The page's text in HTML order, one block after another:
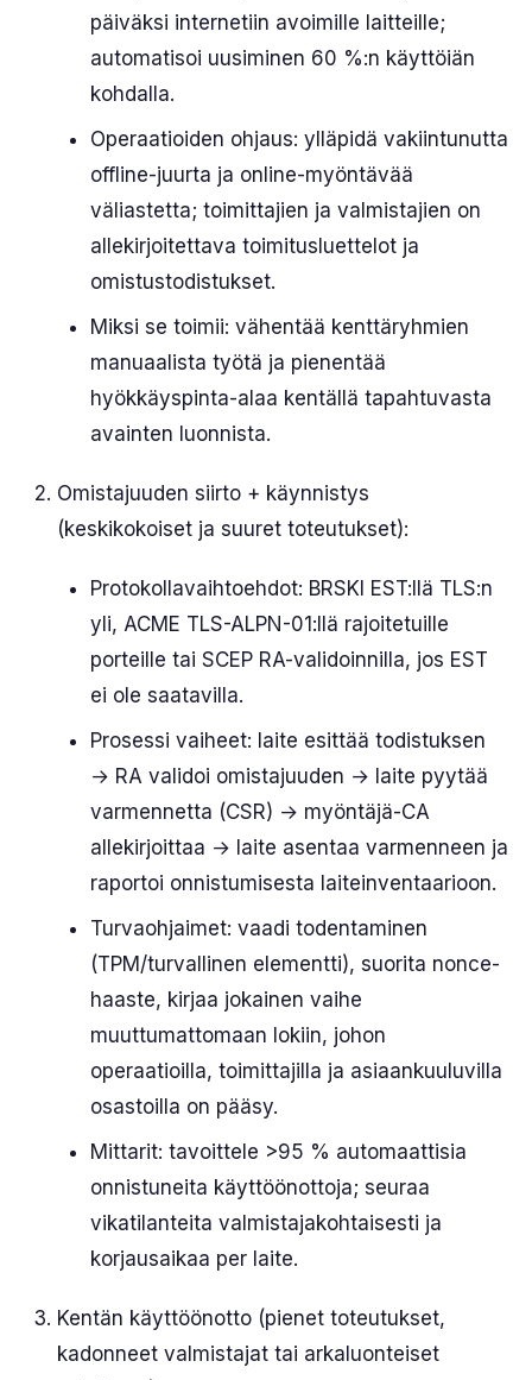
päiväksi internetiin avoimille laitteille;
automatisoi uusiminen 60 %:n käyttöiän
kohdalla.
Operaatioiden ohjaus: ylläpidä vakiintunutta
offline-juurta ja online-myöntävää
väliastetta; toimittajien ja valmistajien on
allekirjoitettava toimitusluettelot ja
omistustodistukset.
Miksi se toimii: vähentää kenttäryhmien
manuaalista työtä ja pienentää
hyökkäyspinta-alaa kentällä tapahtuvasta
avainten luonnista.
Omistajuuden siirto + käynnistys
(keskikokoiset ja suuret toteutukset):
Protokollavaihtoehdot: BRSKI EST:llä TLS:n
yli, ACME TLS-ALPN-01:llä rajoitetuille
porteille tai SCEP RA-validoinnilla, jos EST
ei ole saatavilla.
Prosessi vaiheet: laite esittää todistuksen
→ RA validoi omistajuuden → laite pyytää
varmennetta (CSR) → myöntäjä-CA
allekirjoittaa → laite asentaa varmenneen ja
raportoi onnistumisesta laiteinventaarioon.
Turvaohjaimet: vaadi todentaminen
(TPM/turvallinen elementti), suorita nonce-
haaste, kirjaa jokainen vaihe
muuttumattomaan lokiin, johon
operaatioilla, toimittajilla ja asiaankuuluvilla
osastoilla on pääsy.
Mittarit: tavoittele >95 % automaattisia
onnistuneita käyttöönottoja; seuraa
vikatilanteita valmistajakohtaisesti ja
korjausaikaa per laite.
Kentän käyttöönotto (pienet toteutukset,
kadonneet valmistajat tai arkaluonteiset